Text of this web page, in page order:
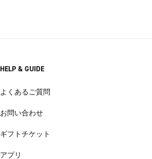
HELP & GUIDE
よくあるご質問
お問い合わせ
ギフトチケット
アプリ